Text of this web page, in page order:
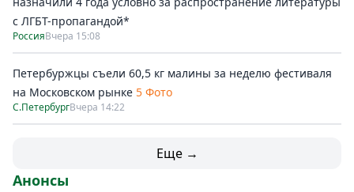
с ЛГБТ-пропагандой*
РоссияВчера 15:08
Петербуржцы съели 60,5 кг малины за неделю фестиваля
на Московском рынке 5 Фото
С.ПетербургВчера 14:22
Еще →
Анонсы